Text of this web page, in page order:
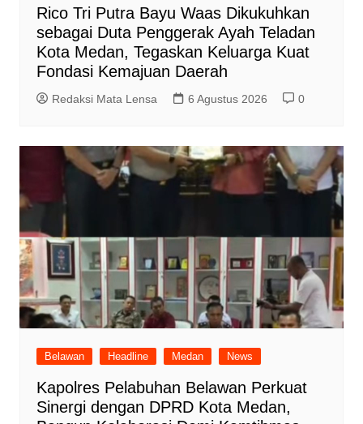
Rico Tri Putra Bayu Waas Dikukuhkan
sebagai Duta Penggerak Ayah Teladan
Kota Medan, Tegaskan Keluarga Kuat
Fondasi Kemajuan Daerah
Redaksi Mata Lensa 6 Agustus 2026 0
Belawan Headline Medan News
Kapolres Pelabuhan Belawan Perkuat
Sinergi dengan DPRD Kota Medan,